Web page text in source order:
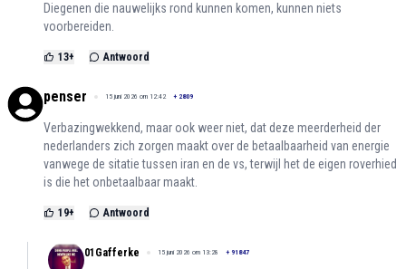
Diegenen die nauwelijks rond kunnen komen, kunnen niets
voorbereiden.
13+ Antwoord
penser 15 juni 2026 om 12:42 + 2809
Verbazingwekkend, maar ook weer niet, dat deze meerderheid der
nederlanders zich zorgen maakt over de betaalbaarheid van energie
vanwege de sitatie tussen iran en de vs, terwijl het de eigen roverhied
is die het onbetaalbaar maakt.
19+ Antwoord
01Gafferke 15 juni 2026 om 13:28 + 91847